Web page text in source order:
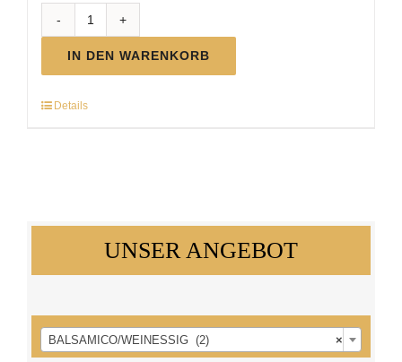
Balsamico
Menge
IN DEN WARENKORB
Details
UNSER ANGEBOT
×
BALSAMICO/WEINESSIG (2)